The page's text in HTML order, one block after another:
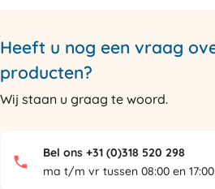
Heeft u nog een vraag
producten?
Wij staan u graag te woord.
Bel ons +31 (0)318 520 298
ma t/m vr tussen 08:00 en